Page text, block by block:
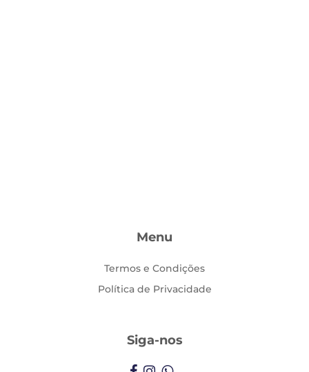
Menu
Termos e Condições
Política de Privacidade
Siga-nos